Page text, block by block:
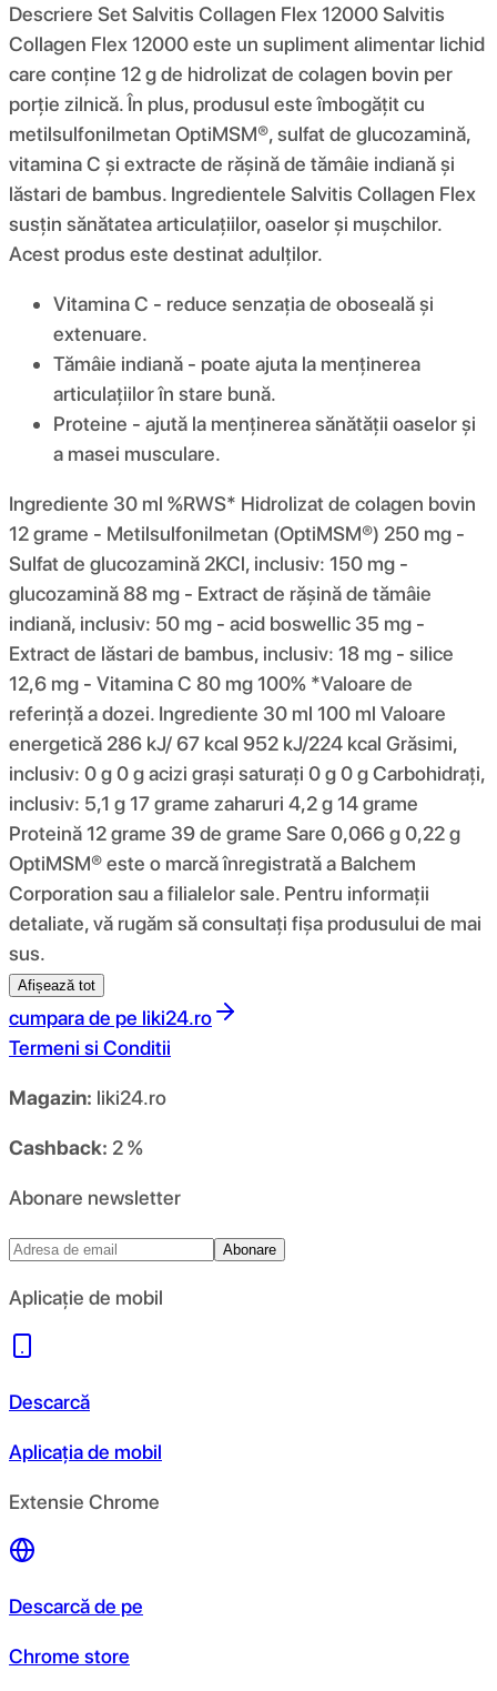
Descriere Set Salvitis Collagen Flex 12000 Salvitis
Collagen Flex 12000 este un supliment alimentar lichid
care conține 12 g de hidrolizat de colagen bovin per
porție zilnică. În plus, produsul este îmbogățit cu
metilsulfonilmetan OptiMSM®, sulfat de glucozamină,
vitamina C și extracte de rășină de tămâie indiană și
lăstari de bambus. Ingredientele Salvitis Collagen Flex
susțin sănătatea articulațiilor, oaselor și mușchilor.
Acest produs este destinat adulților.
Vitamina C - reduce senzația de oboseală și
extenuare.
Tămâie indiană - poate ajuta la menținerea
articulațiilor în stare bună.
Proteine ​​- ajută la menținerea sănătății oaselor și
a masei musculare.
Ingrediente 30 ml %RWS* Hidrolizat de colagen bovin
12 grame - Metilsulfonilmetan (OptiMSM®) 250 mg -
Sulfat de glucozamină 2KCl, inclusiv: 150 mg -
glucozamină 88 mg - Extract de rășină de tămâie
indiană, inclusiv: 50 mg - acid boswellic 35 mg -
Extract de lăstari de bambus, inclusiv: 18 mg - silice
12,6 mg - Vitamina C 80 mg 100% *Valoare de
referință a dozei. Ingrediente 30 ml 100 ml Valoare
energetică 286 kJ/ 67 kcal 952 kJ/224 kcal Grăsimi,
inclusiv: 0 g 0 g acizi grași saturați 0 g 0 g Carbohidrați,
inclusiv: 5,1 g 17 grame zaharuri 4,2 g 14 grame
Proteină 12 grame 39 de grame Sare 0,066 g 0,22 g
OptiMSM® este o marcă înregistrată a Balchem ​​
Corporation sau a filialelor sale. Pentru informații
detaliate, vă rugăm să consultați fișa produsului de mai
sus.
Afișează tot
cumpara de pe liki24.ro
Termeni si Conditii
Magazin: liki24.ro
Cashback: 2 %
Abonare newsletter
Abonare
Aplicație de mobil
Descarcă
Aplicația de mobil
Extensie Chrome
Descarcă de pe
Chrome store